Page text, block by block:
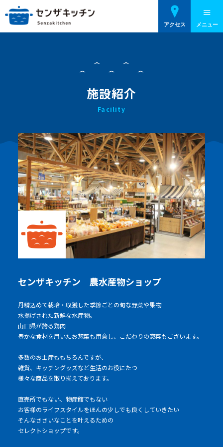
メニュー
アクセス
施設紹介
Facility
センザキッチン 農水産物ショップ
丹精込めて栽培・収獲した季節ごとの旬な野菜や果物
水揚げされた新鮮な水産物。
山口県が誇る鶏肉
豊かな食材を用いたお惣菜も用意し、こだわりの惣菜もございます。
多数のお土産ももちろんですが、
雑貨、キッチングッズなど生活のお役にたつ
様々な商品を取り揃えております。
直売所でもない、物産館でもない
お客様のライフスタイルをほんの少しでも良くしていきたい
そんなささいなことを叶えるための
セレクトショップです。